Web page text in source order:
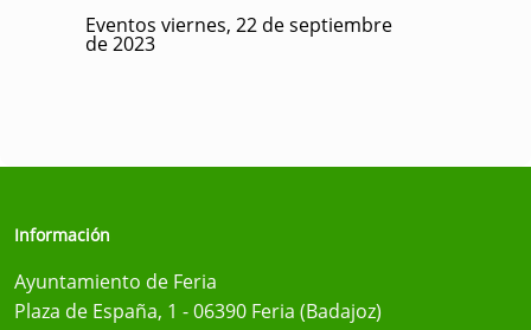
Eventos viernes, 22 de septiembre
de 2023
Información
Ayuntamiento de Feria
Plaza de España, 1 - 06390 Feria (Badajoz)